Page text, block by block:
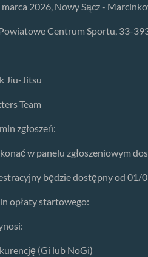
2026, Nowy Sącz -
Centrum Sportu, 33-
Jiu-Jitsu
Team
zgłoszeń:
w panelu zgłoszeniowym
będzie dostępny od
opłaty startowego:
(Gi lub NoGi)